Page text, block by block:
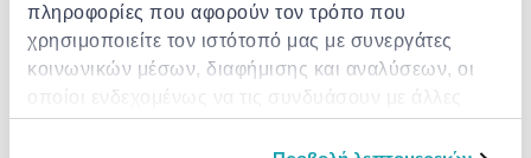
πληροφορίες που αφορούν τον τρόπο που
χρησιμοποιείτε τον ιστότοπό μας με συνεργάτες
κοινωνικών μέσων, διαφήμισης και αναλύσεων, οι
οποίοι ενδεχομένως να τις συνδυάσουν με άλλες
πληροφορίες που τους έχετε παραχωρήσει ή τις
οποίες έχουν συλλέξει σε σχέση με την από μέρους
85.00 από το HARBOR PHARMACY LTD
Εκτ. παράδοση: 12 Αυγ - 17 Αυγ
Προσθήκη στο καλάθι